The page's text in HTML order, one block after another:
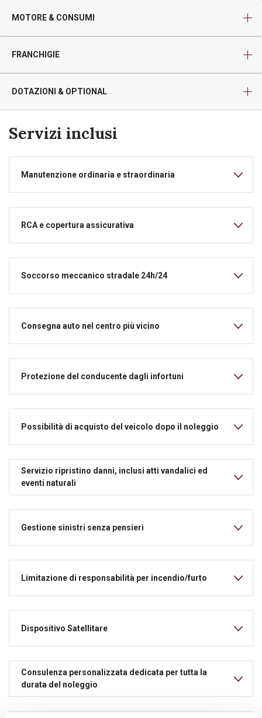
MOTORE & CONSUMI
FRANCHIGIE
DOTAZIONI & OPTIONAL
Servizi inclusi
Manutenzione ordinaria e straordinaria
RCA e copertura assicurativa
Soccorso meccanico stradale 24h/24
Consegna auto nel centro più vicino
Protezione del conducente dagli infortuni
Possibilità di acquisto del veicolo dopo il noleggio
Servizio ripristino danni, inclusi atti vandalici ed
eventi naturali
Gestione sinistri senza pensieri
Limitazione di responsabilità per incendio/furto
Dispositivo Satellitare
Consulenza personalizzata dedicata per tutta la
durata del noleggio